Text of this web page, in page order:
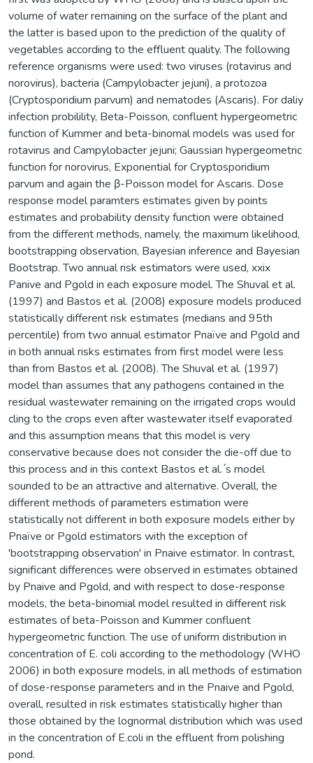
volume of water remaining on the surface of the plant and
the latter is based upon to the prediction of the quality of
vegetables according to the effluent quality. The following
reference organisms were used: two viruses (rotavirus and
norovirus), bacteria (Campylobacter jejuni), a protozoa
(Cryptosporidium parvum) and nematodes (Ascaris). For daliy
infection probilility, Beta-Poisson, confluent hypergeometric
function of Kummer and beta-binomal models was used for
rotavirus and Campylobacter jejuni; Gaussian hypergeometric
function for norovirus, Exponential for Cryptosporidium
parvum and again the β-Poisson model for Ascaris. Dose
response model paramters estimates given by points
estimates and probability density function were obtained
from the different methods, namely, the maximum likelihood,
bootstrapping observation, Bayesian inference and Bayesian
Bootstrap. Two annual risk estimators were used, xxix
Panive and Pgold in each exposure model. The Shuval et al.
(1997) and Bastos et al. (2008) exposure models produced
statistically different risk estimates (medians and 95th
percentile) from two annual estimator Pnaïve and Pgold and
in both annual risks estimates from first model were less
than from Bastos et al. (2008). The Shuval et al. (1997)
model than assumes that any pathogens contained in the
residual wastewater remaining on the irrigated crops would
cling to the crops even after wastewater itself evaporated
and this assumption means that this model is very
conservative because does not consider the die-off due to
this process and in this context Bastos et al. ́s model
sounded to be an attractive and alternative. Overall, the
different methods of parameters estimation were
statistically not different in both exposure models either by
Pnaïve or Pgold estimators with the exception of
'bootstrapping observation' in Pnaive estimator. In contrast,
significant differences were observed in estimates obtained
by Pnaive and Pgold, and with respect to dose-response
models, the beta-binomial model resulted in different risk
estimates of beta-Poisson and Kummer confluent
hypergeometric function. The use of uniform distribution in
concentration of E. coli according to the methodology (WHO
2006) in both exposure models, in all methods of estimation
of dose-response parameters and in the Pnaive and Pgold,
overall, resulted in risk estimates statistically higher than
those obtained by the lognormal distribution which was used
in the concentration of E.coli in the effluent from polishing
pond.